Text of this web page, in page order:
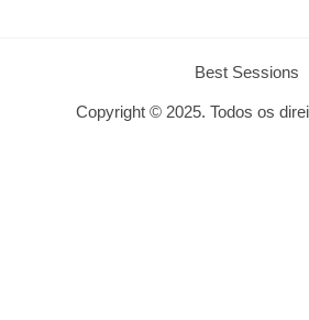
Best Sessions
Copyright © 2025. Todos os